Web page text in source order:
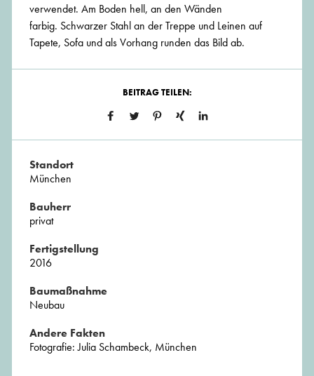
verwendet. Am Boden hell, an den Wänden
farbig. Schwarzer Stahl an der Treppe und Leinen auf
Tapete, Sofa und als Vorhang runden das Bild ab.
BEITRAG TEILEN:
Standort
München
Bauherr
privat
Fertigstellung
2016
Baumaßnahme
Neubau
Andere Fakten
Fotografie: Julia Schambeck, München